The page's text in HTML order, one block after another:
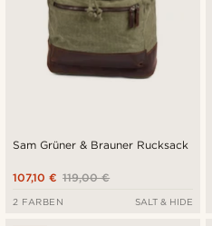
Sam Grüner & Brauner Rucksack
119,00 €
107,10 €
2 FARBEN SALT & HIDE